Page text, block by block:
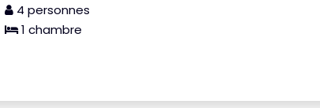
4 personnes
1 chambre